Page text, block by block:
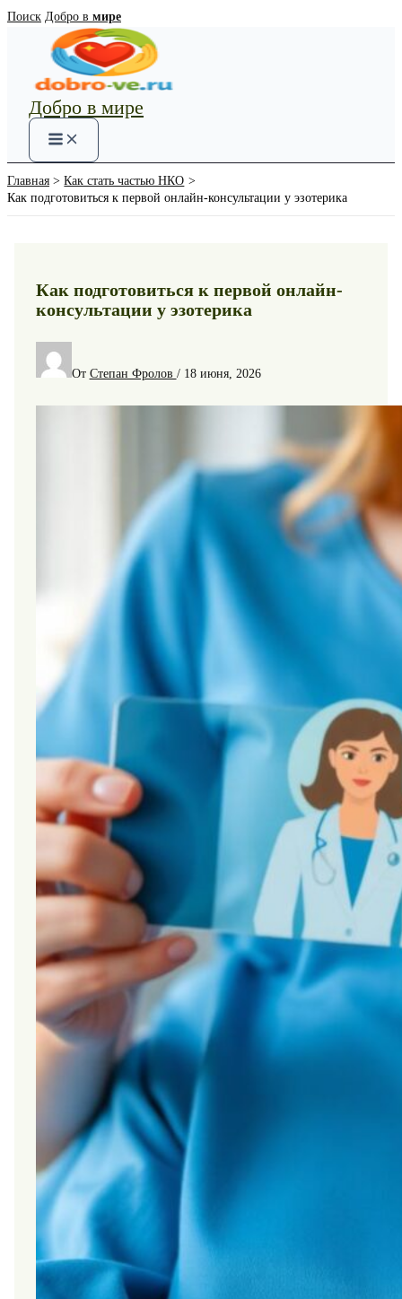
Перейти
содержимому
Поиск Добро в мире
Добро в мире
Main
Menu
Главная
Как стать частью НКО
Как подготовиться к первой онлайн-консультации у эзотерика
Как подготовиться к первой онлайн-
консультации у эзотерика
От Степан Фролов / 18 июня, 2026